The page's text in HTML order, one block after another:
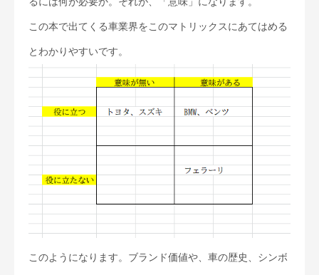
この本で出てくる車業界をこのマトリックスにあてはめる
とわかりやすいです。
このようになります。ブランド価値や、車の歴史、シンボ